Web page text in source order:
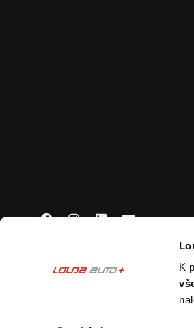
K
© 2026 Louda Auto a.s.
This site is protected by